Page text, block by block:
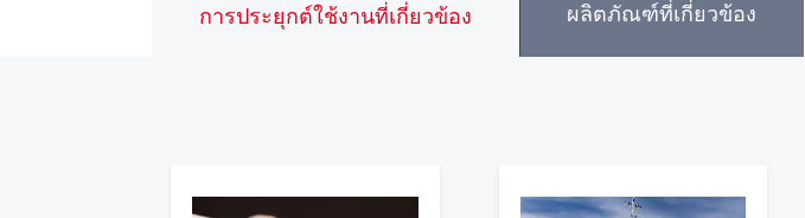
การประยุกต์ใช้งานที่เกี่ยวข้อง ผลิตภัณฑ์ที่เกี่ยวข้อง